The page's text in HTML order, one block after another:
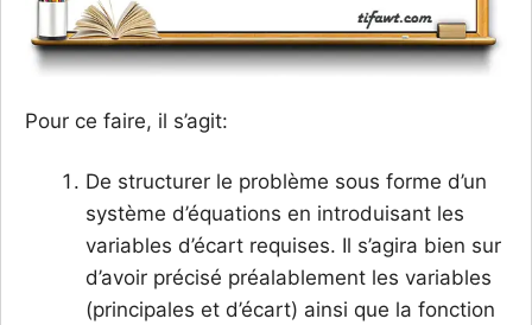
Pour ce faire, il s’agit:
De structurer le problème sous forme d’un
système d’équations en introduisant les
variables d’écart requises. Il s’agira bien sur
d’avoir précisé préalablement les variables
(principales et d’écart) ainsi que la fonction